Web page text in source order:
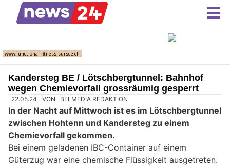
Kandersteg BE / Lötschbergtunnel: Bahnhof
wegen Chemievorfall grossräumig gesperrt
22.05.24 VON BELMEDIA REDAKTION
In der Nacht auf Mittwoch ist es im Lötschbergtunnel
zwischen Hohtenn und Kandersteg zu einem
Chemievorfall gekommen.
Bei einem geladenen IBC-Container auf einem
Güterzug war eine chemische Flüssigkeit ausgetreten.